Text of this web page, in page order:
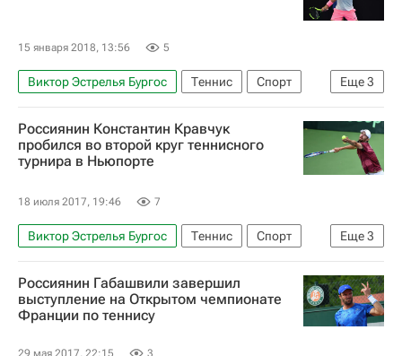
15 января 2018, 13:56 5
Еще3
Виктор Эстрелья Бургос Теннис
Спорт
Открытый чемпионат Австралии-2018 по теннису, 15-28 января
Australian Open
Рафаэль Надаль
Россиянин Константин Кравчук
пробился во второй круг теннисного
турнира в Ньюпорте
18 июля 2017, 19:46 7
Еще3
Виктор Эстрелья Бургос Теннис
Спорт
ATP 250 Ньюпорт
Константин Кравчук
Петер Гойовчик
Россиянин Габашвили завершил
выступление на Открытом чемпионате
Франции по теннису